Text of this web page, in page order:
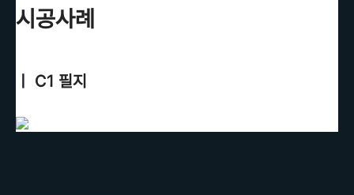
시공사례
ㅣ C1 필지